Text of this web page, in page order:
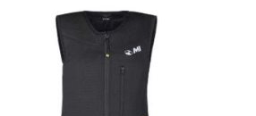
ACCESSOIRES MOTO
BAGAGERIE MOTO